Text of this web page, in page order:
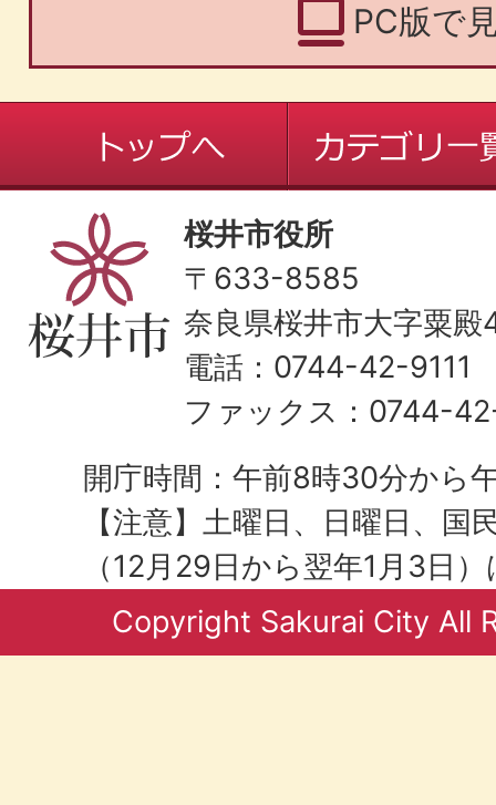
PC版で
桜井市役所
〒633-8585
奈良県桜井市大字粟
電話：0744-42-9111
ファックス：0744-
開庁時間：午前8時30分から
【注意】土曜日、日曜日、国
（12月29日から翌年1月3日
Copyright Sakurai City All